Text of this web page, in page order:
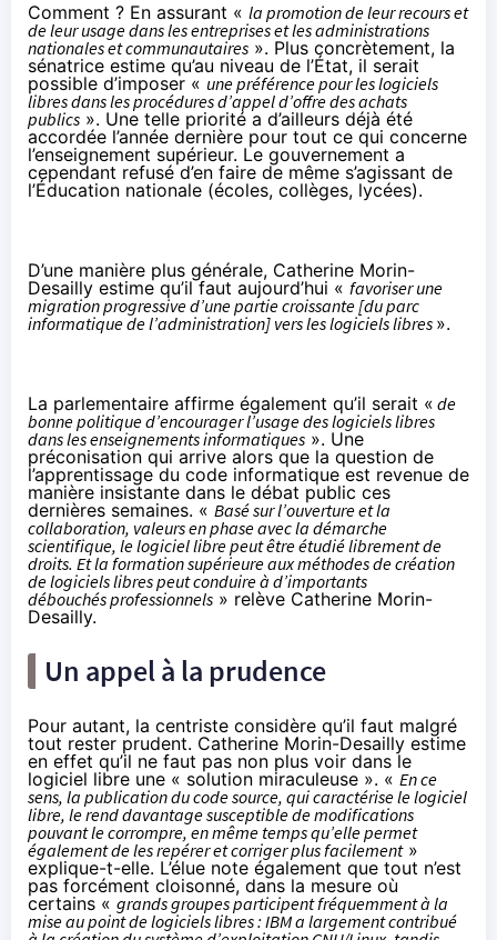
Comment ? En assurant « la promotion de leur recours et
de leur usage dans les entreprises et les administrations
nationales et communautaires ». Plus concrètement, la
sénatrice estime qu’au niveau de l’État, il serait
possible d’imposer « une préférence pour les logiciels
libres dans les procédures d’appel d’offre des achats
publics ». Une telle priorité a d’ailleurs déjà été
accordée l’année dernière pour tout ce qui concerne
l’enseignement supérieur. Le gouvernement a
cependant refusé d’en faire de même s’agissant de
l’Éducation nationale (écoles, collèges, lycées).
D’une manière plus générale, Catherine Morin-
Desailly estime qu’il faut aujourd’hui « favoriser une
migration progressive d’une partie croissante [du parc
informatique de l’administration] vers les logiciels libres ».
La parlementaire affirme également qu’il serait « de
bonne politique d’encourager l’usage des logiciels libres
dans les enseignements informatiques ». Une
préconisation qui arrive alors que la question de
l’apprentissage du code informatiqueest revenue de
manière insistante dans le débat public ces
dernières semaines. « Basé sur l’ouverture et la
collaboration, valeurs en phase avec la démarche
scientifique, le logiciel libre peut être étudié librement de
droits. Et la formation supérieure aux méthodes de création
de logiciels libres peut conduire à d’importants
débouchés professionnels » relève Catherine Morin-
Desailly.
Un appel à la prudence
Pour autant, la centriste considère qu’il faut malgré
tout rester prudent. Catherine Morin-Desailly estime
en effet qu’il ne faut pas non plus voir dans le
logiciel libre une « solution miraculeuse ». « En ce
sens, la publication du code source, qui caractérise le logiciel
libre, le rend davantage susceptible de modifications
pouvant le corrompre, en même temps qu’elle permet
également de les repérer et corriger plus facilement»
explique-t-elle. L’élue note également que tout n’est
pas forcément cloisonné, dans la mesure où
certains « grands groupes participent fréquemment à la
mise au point de logiciels libres : IBM a largement contribué